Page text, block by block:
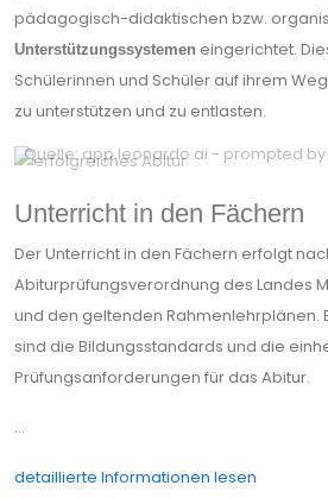
pädagogisch-didaktischen bzw.
Unterstützungssystemen eingerichtet.
Schülerinnen und Schüler auf ihrem
zu unterstützen und zu entlasten.
Quelle: app.leonardo.ai - prompted by
Unterricht in den Fächern
Der Unterricht in den Fächern erfolgt
Abiturprüfungsverordnung des Landes
und den geltenden Rahmenlehrplänen.
sind die Bildungsstandards und die
Prüfungsanforderungen für das Abitur.
...
detaillierte Informationen lesen